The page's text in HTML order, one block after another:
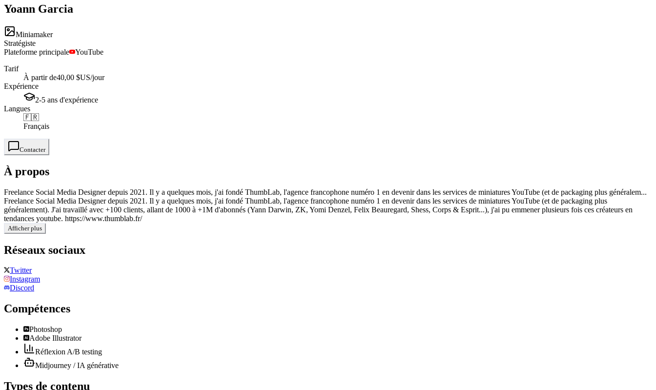
Yoann Garcia
Miniamaker
Stratégiste
Plateforme principale
YouTube
Tarif
À partir de40,00 $US/jour
Expérience
2-5 ans d'expérience
Langues
🇫🇷
Français
Contacter
À propos
Freelance Social Media Designer depuis 2021. Il y a quelques mois, j'ai fondé ThumbLab, l'agence francophone numéro 1 en devenir dans les services de miniatures YouTube (et de packaging plus généralem...
Freelance Social Media Designer depuis 2021. Il y a quelques mois, j'ai fondé ThumbLab, l'agence francophone numéro 1 en devenir dans les services de miniatures YouTube (et de packaging plus
généralement). J'ai travaillé avec +100 clients, allant de 1000 à +1M d'abonnés (Yann Darwin, ZK, Yomi Denzel, Felix Beauregard, Shess, Corps & Esprit...), j'ai pu emmener plusieurs fois ces créateurs en
tendances youtube. https://www.thumblab.fr/
Afficher plus
Réseaux sociaux
Twitter
Instagram
Discord
Compétences
Photoshop
Adobe Illustrator
Réflexion A/B testing
Midjourney / IA générative
Types de contenu